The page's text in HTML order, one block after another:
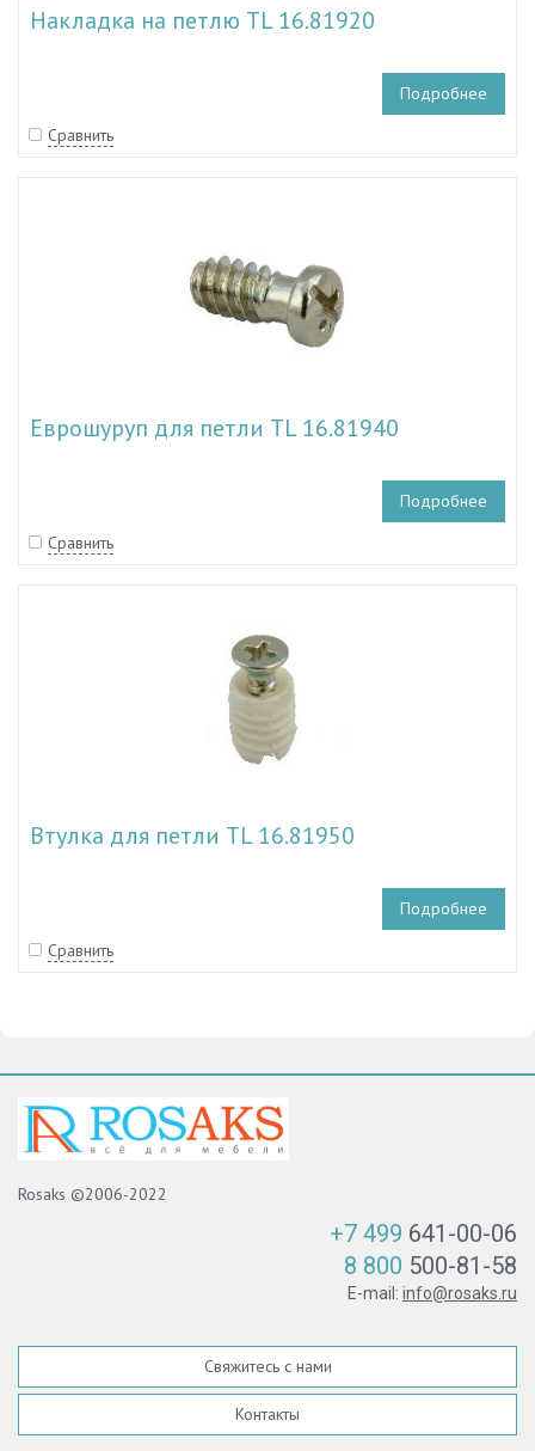
Накладка на петлю TL 16.81920
Подробнее
Сравнить
Еврошуруп для петли TL 16.81940
Подробнее
Сравнить
Втулка для петли TL 16.81950
Подробнее
Сравнить
Rosaks ©2006-2022
+7 499 641-00-06
8 800 500-81-58
E-mail: info@rosaks.ru
Свяжитесь с нами
Контакты